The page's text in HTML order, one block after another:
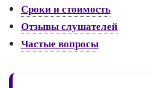
Сроки и стоимость
Отзывы слушателей
Частые вопросы